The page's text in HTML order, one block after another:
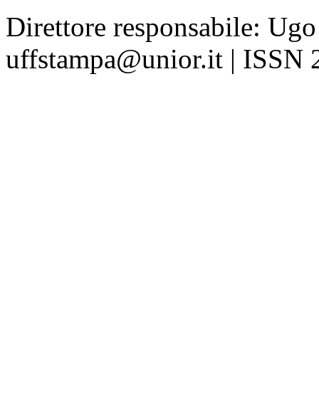
Direttore responsabile:
uffstampa@unior.it | ISSN